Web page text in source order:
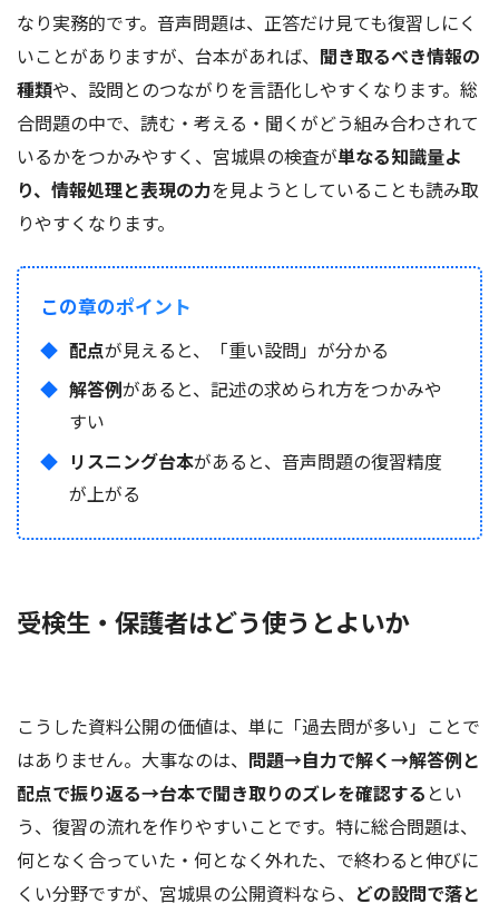
なり実務的です。音声問題は、正答だけ見ても復習しにく
いことがありますが、台本があれば、 聞き取るべき情報の
種類や、設問とのつながりを言語化しやすくなります。総
合問題の中で、読む・考える・聞くがどう組み合わされて
いるかをつかみやすく、宮城県の検査が単なる知識量よ
り、情報処理と表現の力を見ようとしていることも読み取
りやすくなります。
この章のポイント
配点が見えると、「重い設問」が分かる
解答例があると、記述の求められ方をつかみや
すい
リスニング台本があると、音声問題の復習精度
が上がる
受検生・保護者はどう使うとよいか
こうした資料公開の価値は、単に「過去問が多い」ことで
はありません。大事なのは、 問題→自力で解く→解答例と
配点で振り返る→台本で聞き取りのズレを確認する とい
う、復習の流れを作りやすいことです。特に総合問題は、
何となく合っていた・何となく外れた、で終わると伸びに
くい分野ですが、宮城県の公開資料なら、 どの設問で落と